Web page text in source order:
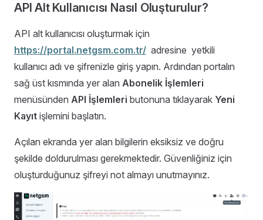
API Alt Kullanıcısı Nasıl Oluşturulur?
API alt kullanıcısı oluşturmak için
https://portal.netgsm.com.tr/ adresine yetkili
kullanıcı adı ve şifrenizle giriş yapın. Ardından portalın
sağ üst kısmında yer alan Abonelik İşlemleri
menüsünden API İşlemleri butonuna tıklayarak Yeni
Kayıt işlemini başlatın.
Açılan ekranda yer alan bilgilerin eksiksiz ve doğru
şekilde doldurulması gerekmektedir. Güvenliğiniz için
oluşturduğunuz şifreyi not almayı unutmayınız.